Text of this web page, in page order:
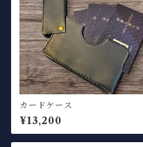
カードケース
¥13,200